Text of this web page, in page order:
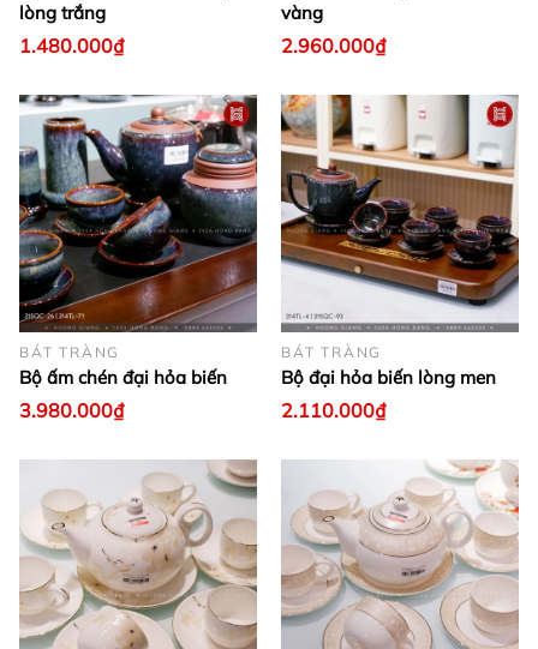
lòng trắng
1.480.000₫
vàng
2.960.000₫
BÁT TRÀNG
Bộ ấm chén đại hỏa biến
3.980.000₫
BÁT TRÀNG
Bộ đại hỏa biến lòng men
2.110.000₫